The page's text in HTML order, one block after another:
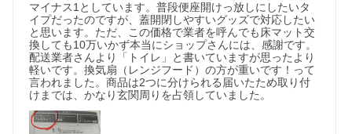
マイナス1としています。普段便座開けっ放しにしたいタ
イプだったのですが、蓋開閉しやすいグッズで対応したい
と思います。ただ、この価格で業者を呼んでも床マット交
換しても10万いかず本当にショップさんには、感謝です。
配送業者さんより「トイレ」と書いていますが思ったより
軽いです。換気扇（レンジフード）の方が重いです！って
言われました。商品は2つに分けられる届いたため取り付
けまでは、かなり玄関周りを占領していました。